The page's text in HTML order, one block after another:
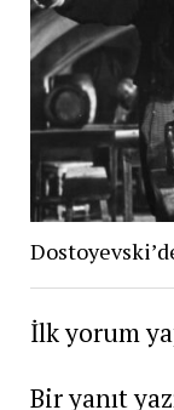
İlk yorum
Bir yanıt